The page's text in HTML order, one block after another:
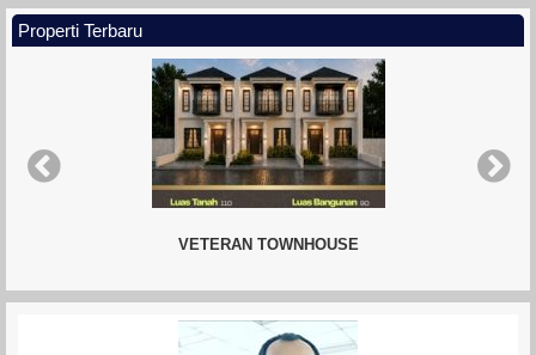
Properti Terbaru
VETERAN TOWNHOUSE